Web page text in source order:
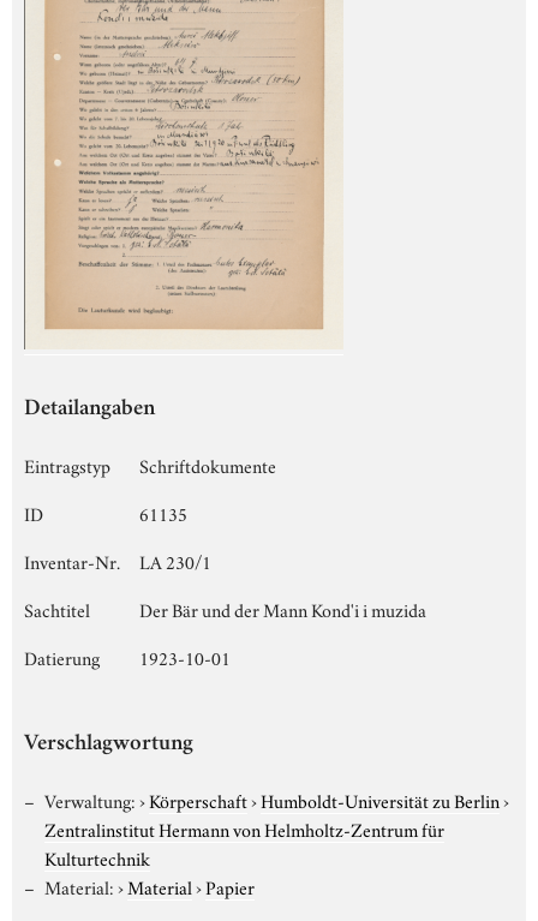
Detailangaben
Eintragstyp
Schriftdokumente
ID
61135
Inventar-Nr.
LA 230/1
Sachtitel
Der Bär und der Mann Kond'i i muzida
Datierung
1923-10-01
Verschlagwortung
Verwaltung:›Körperschaft›Humboldt-Universität zu Berlin›
Zentralinstitut Hermann von Helmholtz-Zentrum für
Kulturtechnik
Material:›Material›Papier